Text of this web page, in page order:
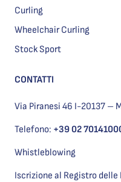
Curling
Wheelchair Curling
Stock Sport
CONTATTI
Via Piranesi 46 I-20137 –
Telefono: +39 02
Whistleblowing
Iscrizione al Registro